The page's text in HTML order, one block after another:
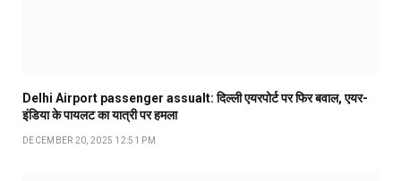
Delhi Airport passenger assualt: दिल्ली एयरपोर्ट पर फिर बवाल, एयर-
इंडिया के पायलट का यात्री पर हमला
DECEMBER 20, 2025 12:51 PM